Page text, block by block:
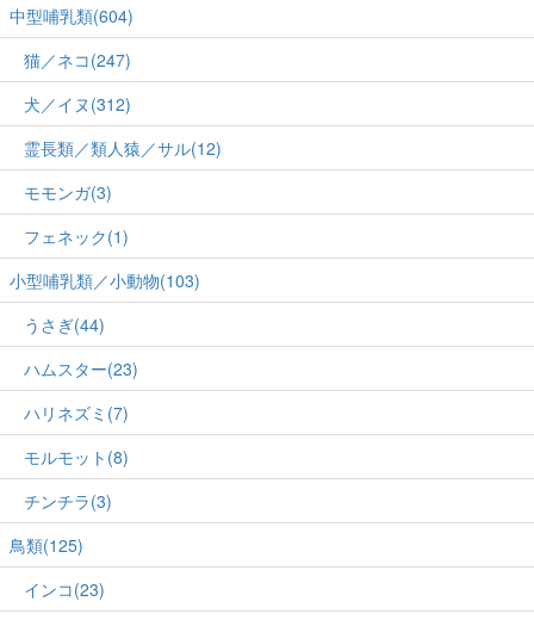
中型哺乳類(604)
猫／ネコ(247)
犬／イヌ(312)
霊長類／類人猿／サル(12)
モモンガ(3)
フェネック(1)
小型哺乳類／小動物(103)
うさぎ(44)
ハムスター(23)
ハリネズミ(7)
モルモット(8)
チンチラ(3)
鳥類(125)
インコ(23)